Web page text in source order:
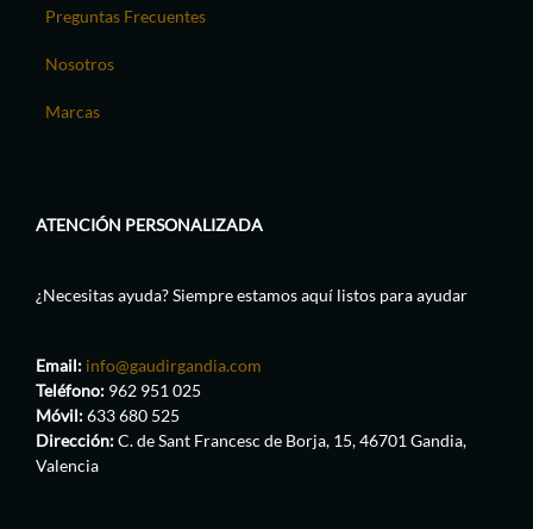
Preguntas Frecuentes
Nosotros
Marcas
ATENCIÓN PERSONALIZADA
¿Necesitas ayuda? Siempre estamos aquí listos para ayudar
Email: info@gaudirgandia.com
Teléfono: 962 951 025
Móvil:633 680 525
Dirección:C. de Sant Francesc de Borja, 15, 46701 Gandia,
Valencia